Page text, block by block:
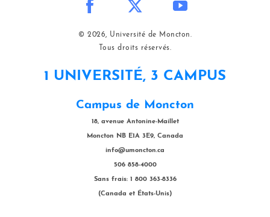
© 2026, Université de Moncton.
Tous droits réservés.
1 UNIVERSITÉ, 3 CAMPUS
Campus de Moncton
18, avenue Antonine-Maillet
Moncton NB E1A 3E9, Canada
info@umoncton.ca
506 858-4000
Sans frais: 1 800 363-8336
(Canada et États-Unis)